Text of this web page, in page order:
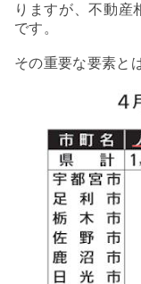
りますが、不動産
です。
その重要な要素と